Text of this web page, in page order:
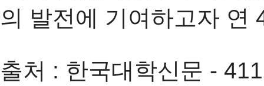
의 발전에 기여하고자 연
출처 : 한국대학신문 -